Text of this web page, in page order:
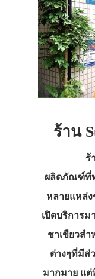
ร้าน
ร้านซู
ผลิตภัณฑ์ที่ท
หลายแหล่ง
เปิดบริการม
ชาเขียวส
ต่างๆที่มีส่
มากมาย แ